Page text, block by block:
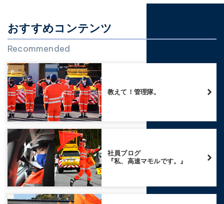
おすすめコンテンツ
Recommended
教えて！管理隊。
社員ブログ
『私、高速マモルです。』